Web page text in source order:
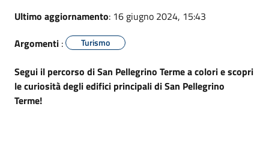
Ultimo aggiornamento: 16 giugno 2024, 15:43
Argomenti : Turismo
Segui il percorso di San Pellegrino Terme a colori e scopri
le curiosità degli edifici principali di San Pellegrino
Terme!